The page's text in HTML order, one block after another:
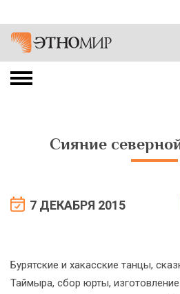
Сияние
7 ДЕКАБРЯ 2015
Бурятские и хакасские танцы,
Таймыра, сбор юрты,